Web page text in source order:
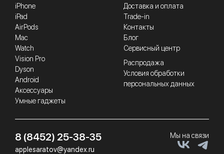
iPhone
iPad
AirPods
Mac
Watch
Vision Pro
Dyson
Android
Аксессуары
Умные гаджеты
Доставка и оплата
Trade-in
Контакты
Блог
Сервисный центр
Распродажа
Условия обработки
персональных данных
8 (8452) 25-38-35
applesaratov@yandex.ru
Мы на связи